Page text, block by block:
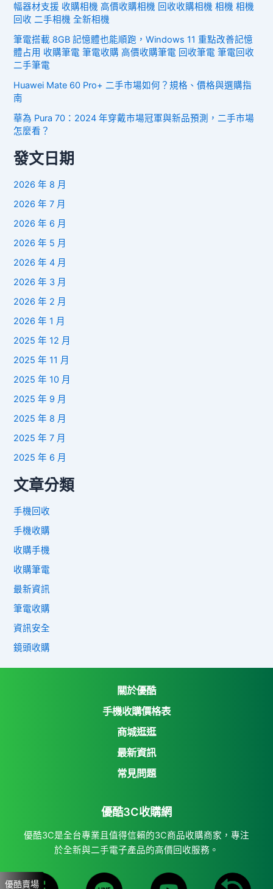
幅器材支援 收購相機 高價收購相機 回收收購相機 相機 相機
回收 二手相機 全新相機
筆電搭載 8GB 記憶體也能順跑，Windows 11 重點改善記憶
體占用 收購筆電 筆電收購 高價收購筆電 回收筆電 筆電回收
二手筆電
Huawei Mate 60 Pro+ 二手市場如何？規格、價格與選購指
南
華為 Pura 70：2024 年穿戴市場冠軍與新品預測，二手市場
怎麼看？
發文日期
2026 年 8 月
2026 年 7 月
2026 年 6 月
2026 年 5 月
2026 年 4 月
2026 年 3 月
2026 年 2 月
2026 年 1 月
2025 年 12 月
2025 年 11 月
2025 年 10 月
2025 年 9 月
2025 年 8 月
2025 年 7 月
2025 年 6 月
文章分類
手機回收
手機收購
收購手機
收購筆電
最新資訊
筆電收購
資訊安全
鏡頭收購
關於優酷
手機收購價格表
商城逛逛
優酷3C收購網
Yahoo購物中心
7-11 i open mall
蝦皮購物
最新資訊
常見問題
優酷3C收購網
優酷3C是全台專業且值得信賴的3C商品收購商家，專注
於全新與二手電子產品的高價回收服務。
優酷賣場